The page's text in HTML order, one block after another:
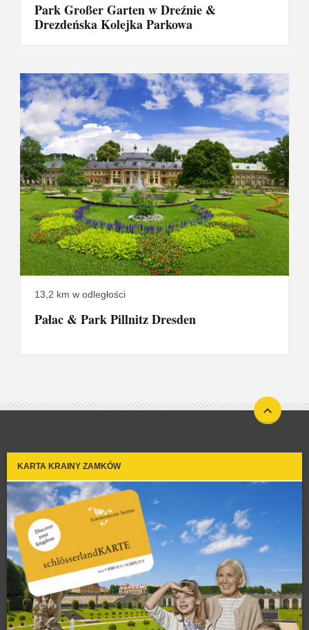
Park Großer Garten w Dreźnie &
Drezdeńska Kolejka Parkowa
13,2 km w odległości
Pałac & Park Pillnitz Dresden
KARTA KRAINY ZAMKÓW